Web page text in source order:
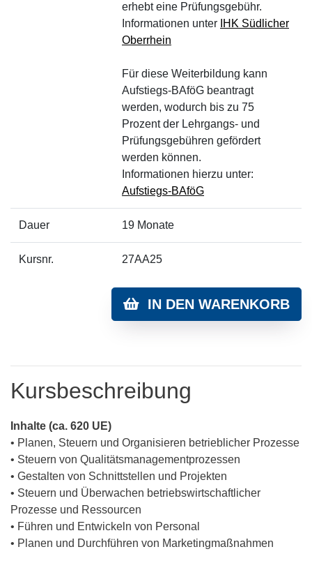
erhebt eine Prüfungsgebühr.
Informationen unter IHK Südlicher
Oberrhein
Für diese Weiterbildung kann
Aufstiegs-BAföG beantragt
werden, wodurch bis zu 75
Prozent der Lehrgangs- und
Prüfungsgebühren gefördert
werden können.
Informationen hierzu unter:
Aufstiegs-BAföG
Dauer 19 Monate
Kursnr. 27AA25
IN DEN WARENKORB
Kursbeschreibung
Inhalte (ca. 620 UE)
• Planen, Steuern und Organisieren betrieblicher Prozesse
• Steuern von Qualitätsmanagementprozessen
• Gestalten von Schnittstellen und Projekten
• Steuern und Überwachen betriebswirtschaftlicher
Prozesse und Ressourcen
• Führen und Entwickeln von Personal
• Planen und Durchführen von Marketingmaßnahmen